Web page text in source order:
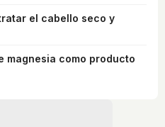
el cabello seco y
magnesia como producto